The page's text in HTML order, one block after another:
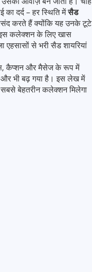
का दर्द – हर स्थिति मेंसैड
करते हैं क्योंकि यह उनके टूटे
कलेक्शन के लिए खास
से भरी सैड शायरियां
कैप्शन और मैसेज के रूप में
और भी बढ़ गया है। इस लेख में
बेहतरीन कलेक्शन मिलेगा